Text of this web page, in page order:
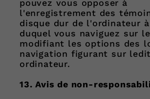
pouvez vous opposer à
l'enregistrement des
disque dur de l'ordinateur
duquel vous naviguez sur
modifiant les options des
navigation figurant sur ledit
ordinateur.
13. Avis de non-